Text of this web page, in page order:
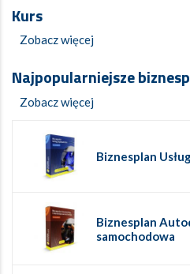
Kurs
Zobacz więcej
Najpopularniejsze
Zobacz więcej
Biznesplan
Biznesplan
samochodowa